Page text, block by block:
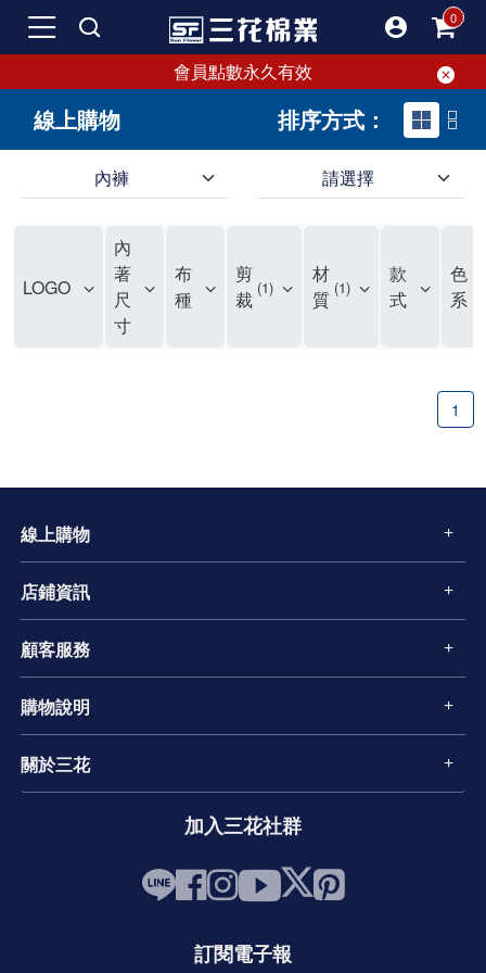
會員點數永久有效
線上購物 排序方式：
內褲 請選擇
LOGO
內
著
尺
寸
布
種
剪
裁 1
材
質 1
款
式
色
系
1
線上購物
店鋪資訊
顧客服務
購物說明
關於三花
加入三花社群
訂閱電子報